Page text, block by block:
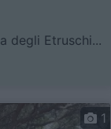
degli Etruschi...
1